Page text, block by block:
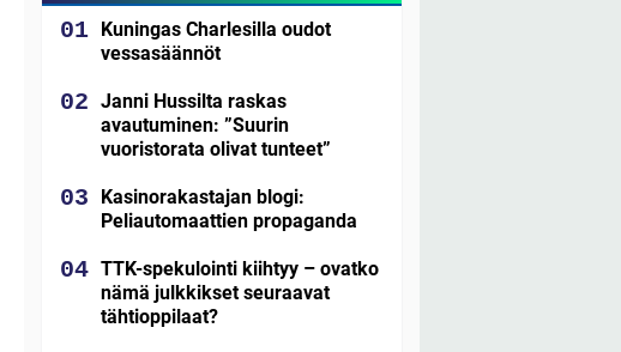
Kuningas Charlesilla oudot
vessasäännöt
Janni Hussilta raskas
avautuminen: ”Suurin
vuoristorata olivat tunteet”
Kasinorakastajan blogi:
Peliautomaattien propaganda
TTK-spekulointi kiihtyy – ovatko
nämä julkkikset seuraavat
tähtioppilaat?